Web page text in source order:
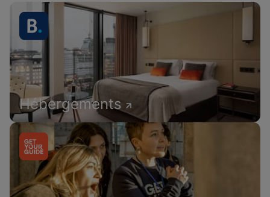
Hébergements